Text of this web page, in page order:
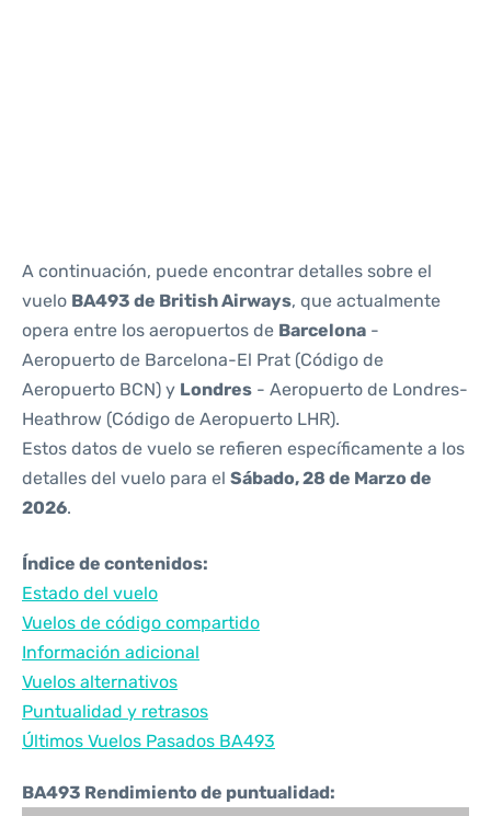
A continuación, puede encontrar detalles sobre el
vuelo BA493 de British Airways, que actualmente
opera entre los aeropuertos de Barcelona -
Aeropuerto de Barcelona-El Prat (Código de
Aeropuerto BCN) y Londres - Aeropuerto de Londres-
Heathrow (Código de Aeropuerto LHR).
Estos datos de vuelo se refieren específicamente a los
detalles del vuelo para el Sábado, 28 de Marzo de
2026.
Índice de contenidos:
Estado del vuelo
Vuelos de código compartido
Información adicional
Vuelos alternativos
Puntualidad y retrasos
Últimos Vuelos Pasados BA493
BA493 Rendimiento de puntualidad: